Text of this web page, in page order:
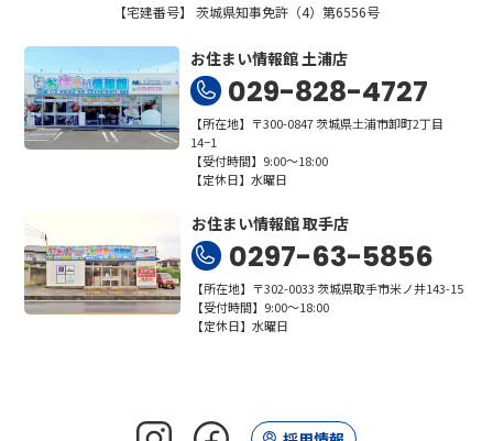
【宅建番号】 茨城県知事免許（4）第6556号
お住まい情報館 土浦店
029-828-4727
【所在地】〒300-0847 茨城県土浦市卸町2丁目
14−1
【受付時間】9:00～18:00
【定休日】水曜日
お住まい情報館 取手店
0297-63-5856
【所在地】〒302-0033 茨城県取手市米ノ井143-15
【受付時間】9:00～18:00
【定休日】水曜日